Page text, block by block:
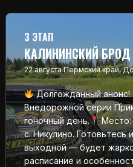
3 ЭТАП
КАЛИНИНСКИЙ БРОД
22 августа Пермский край,
Долгожданный анонс!
Внедорожной серии
гоночный день.
Место:
с. Никулино. Готовьтесь
выходной — будет
расписание и